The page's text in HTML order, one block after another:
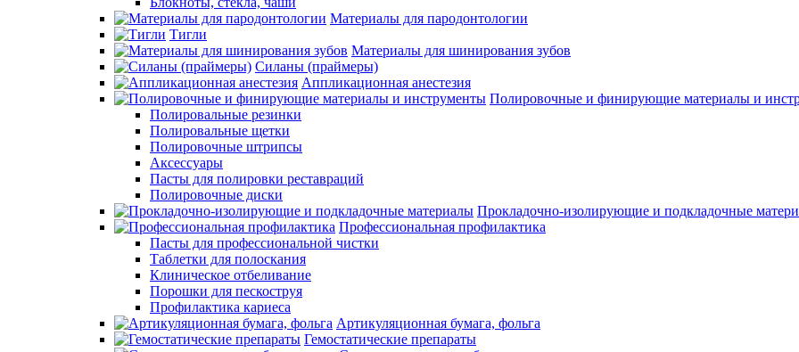
Материалы для пародонтологии
Тигли
Материалы для шинирования зубов
Силаны (праймеры)
Аппликационная анестезия
Полировочные и финирующие материалы и
Полировальные резинки
Полировальные щетки
Полировочные штрипсы
Аксессуары
Пасты для полировки реставраций
Полировочные диски
Прокладочно-изолирующие и подкладочные
Профессиональная профилактика
Пасты для профессиональной чистки
Таблетки для полоскания
Клиническое отбеливание
Порошки для пескоструя
Профилактика кариеса
Артикуляционная бумага, фольга
Гемостатические препараты